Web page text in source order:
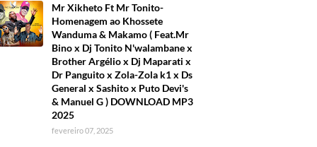
Mr Xikheto Ft Mr Tonito-
Homenagem ao Khossete
Wanduma & Makamo ( Feat.Mr
Bino x Dj Tonito N'walambane x
Brother Argélio x Dj Maparati x
Dr Panguito x Zola-Zola k1 x Ds
General x Sashito x Puto Devi's
& Manuel G ) DOWNLOAD MP3
2025
fevereiro 07, 2025